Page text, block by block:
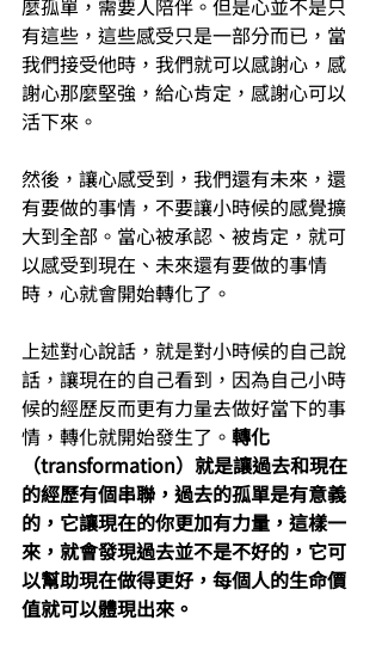
麼孤單，需要人陪伴。但是心並不是只
有這些，這些感受只是一部分而已，當
我們接受他時，我們就可以感謝心，感
謝心那麼堅強，給心肯定，感謝心可以
活下來。
然後，讓心感受到，我們還有未來，還
有要做的事情，不要讓小時候的感覺擴
大到全部。當心被承認、被肯定，就可
以感受到現在、未來還有要做的事情
時，心就會開始轉化了。
上述對心說話，就是對小時候的自己說
話，讓現在的自己看到，因為自己小時
候的經歷反而更有力量去做好當下的事
情，轉化就開始發生了。 轉化
（transformation）就是讓過去和現在
的經歷有個串聯，過去的孤單是有意義
的，它讓現在的你更加有力量，這樣一
來，就會發現過去並不是不好的，它可
以幫助現在做得更好，每個人的生命價
值就可以體現出來。